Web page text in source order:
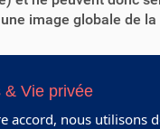
image globale de la
ou au deuxième
au projet
& Vie privée
accord, nous utilisons